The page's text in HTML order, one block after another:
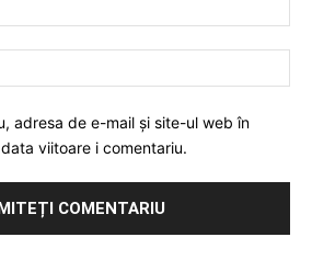
adresa de e-mail și site-ul web în
viitoare i comentariu.